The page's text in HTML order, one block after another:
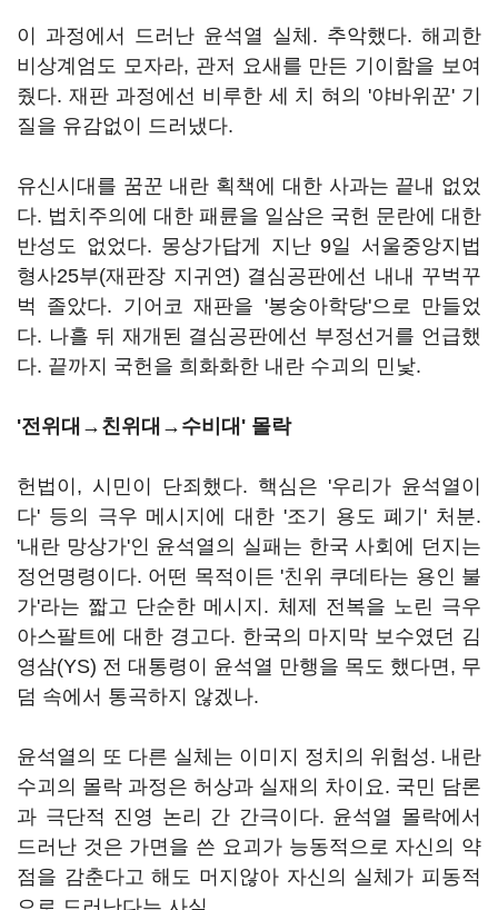
이 과정에서 드러난 윤석열 실체. 추악했다. 해괴한
비상계엄도 모자라, 관저 요새를 만든 기이함을 보여
줬다. 재판 과정에선 비루한 세 치 혀의 '야바위꾼' 기
질을 유감없이 드러냈다.
유신시대를 꿈꾼 내란 획책에 대한 사과는 끝내 없었
다. 법치주의에 대한 패륜을 일삼은 국헌 문란에 대한
반성도 없었다. 몽상가답게 지난 9일 서울중앙지법
형사25부(재판장 지귀연) 결심공판에선 내내 꾸벅꾸
벅 졸았다. 기어코 재판을 '봉숭아학당'으로 만들었
다. 나흘 뒤 재개된 결심공판에선 부정선거를 언급했
다. 끝까지 국헌을 희화화한 내란 수괴의 민낯.
'전위대→친위대→수비대' 몰락
헌법이, 시민이 단죄했다. 핵심은 '우리가 윤석열이
다' 등의 극우 메시지에 대한 '조기 용도 폐기' 처분.
'내란 망상가'인 윤석열의 실패는 한국 사회에 던지는
정언명령이다. 어떤 목적이든 '친위 쿠데타는 용인 불
가'라는 짧고 단순한 메시지. 체제 전복을 노린 극우
아스팔트에 대한 경고다. 한국의 마지막 보수였던 김
영삼(YS) 전 대통령이 윤석열 만행을 목도 했다면, 무
덤 속에서 통곡하지 않겠나.
윤석열의 또 다른 실체는 이미지 정치의 위험성. 내란
수괴의 몰락 과정은 허상과 실재의 차이요. 국민 담론
과 극단적 진영 논리 간 간극이다. 윤석열 몰락에서
드러난 것은 가면을 쓴 요괴가 능동적으로 자신의 약
점을 감춘다고 해도 머지않아 자신의 실체가 피동적